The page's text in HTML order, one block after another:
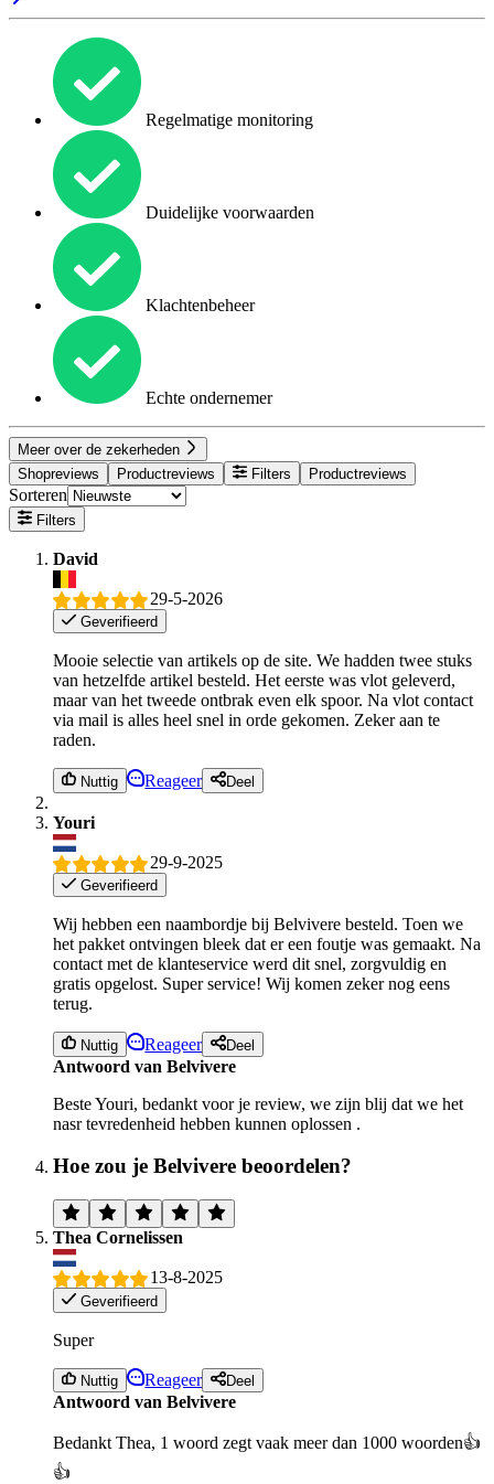
Regelmatige monitoring
Duidelijke voorwaarden
Klachtenbeheer
Echte ondernemer
Meer over de zekerheden
Shopreviews
Productreviews Filters Productreviews
Sorteren
Filters
David
29-5-2026
Geverifieerd
Mooie selectie van artikels op de site. We hadden twee stuks
van hetzelfde artikel besteld. Het eerste was vlot geleverd,
maar van het tweede ontbrak even elk spoor. Na vlot contact
via mail is alles heel snel in orde gekomen. Zeker aan te
raden.
Nuttig Reageer Deel
Youri
29-9-2025
Geverifieerd
Wij hebben een naambordje bij Belvivere besteld. Toen we
het pakket ontvingen bleek dat er een foutje was gemaakt. Na
contact met de klanteservice werd dit snel, zorgvuldig en
gratis opgelost. Super service! Wij komen zeker nog eens
terug.
Nuttig Reageer Deel
Antwoord van Belvivere
Beste Youri, bedankt voor je review, we zijn blij dat we het
nasr tevredenheid hebben kunnen oplossen .
Hoe zou je Belvivere beoordelen?
Thea Cornelissen
13-8-2025
Geverifieerd
Super
Nuttig Reageer Deel
Antwoord van Belvivere
Bedankt Thea, 1 woord zegt vaak meer dan 1000 woorden👍
👍